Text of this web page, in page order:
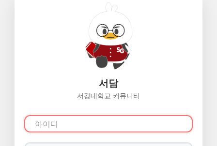
서담
서강대학교 커뮤니티